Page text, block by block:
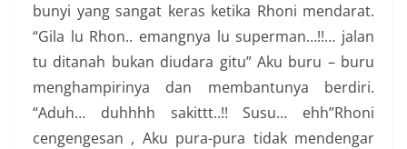
bunyi yang sangat keras ketika Rhoni mendarat.
“Gila lu Rhon.. emangnya lu superman…!!… jalan
tu ditanah bukan diudara gitu” Aku buru – buru
menghampirinya dan membantunya berdiri.
“Aduh… duhhhh sakittt..!! Susu… ehh”Rhoni
cengengesan , Aku pura-pura tidak mendengar